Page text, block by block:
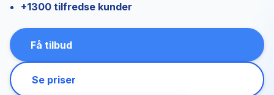
+1300 tilfredse kunder
Få tilbud
Se priser